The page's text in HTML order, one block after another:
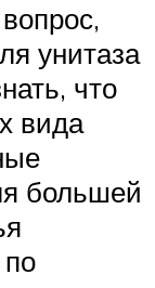
унитаза
что
вида
большей